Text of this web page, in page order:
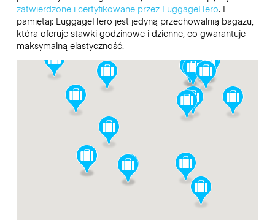
zatwierdzone i certyfikowane przez LuggageHero. I
pamiętaj: LuggageHero jest jedyną przechowalnią bagażu,
która oferuje stawki godzinowe i dzienne, co gwarantuje
maksymalną elastyczność.